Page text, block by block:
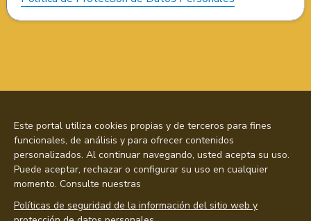
Este portal utiliza cookies propias y de terceros para fines
funcionales, de análisis y para ofrecer contenidos
personalizados. Al continuar navegando, usted acepta su uso.
Puede aceptar, rechazar o configurar su uso en cualquier
momento. Consulte nuestras
Políticas de seguridad de la información del sitio web y